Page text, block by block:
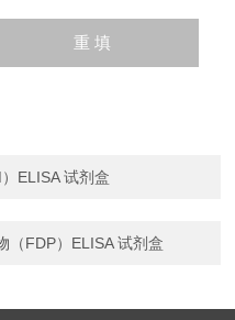
ELISA 试剂盒
（FDP）ELISA 试剂盒